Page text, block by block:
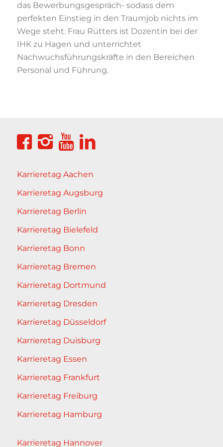
das Bewerbungsgespräch- sodass dem
perfekten Einstieg in den Traumjob nichts im
Wege steht. Frau Rütters ist Dozentin bei der
IHK zu Hagen und unterrichtet
Nachwuchsführungskräfte in den Bereichen
Personal und Führung.
Karrieretag Aachen
Karrieretag Augsburg
Karrieretag Berlin
Karrieretag Bielefeld
Karrieretag Bonn
Karrieretag Bremen
Karrieretag Dortmund
Karrieretag Dresden
Karrieretag Düsseldorf
Karrieretag Duisburg
Karrieretag Essen
Karrieretag Frankfurt
Karrieretag Freiburg
Karrieretag Hamburg
Karrieretag Hannover